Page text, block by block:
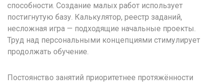
способности. Создание малых работ использует
постигнутую базу. Калькулятор, реестр заданий,
несложная игра — подходящие начальные проекты.
Труд над персональными концепциями стимулирует
продолжать обучение.
Постоянство занятий приоритетнее протяжённости